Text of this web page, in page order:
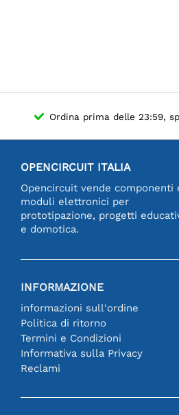
Ordina prima delle 23:59,
OPENCIRCUIT ITALIA
Opencircuit vende componenti
moduli elettronici per
prototipazione, progetti
e domotica.
INFORMAZIONE
informazioni sull'ordine
Politica di ritorno
Termini e Condizioni
Informativa sulla Privacy
Reclami